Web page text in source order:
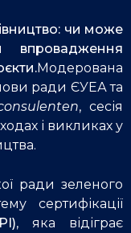
чи може
впровадження
Модерована
ради ЄУЕА та
, сесія
і викликах у
ради зеленого
сертифікації
, яка відіграє